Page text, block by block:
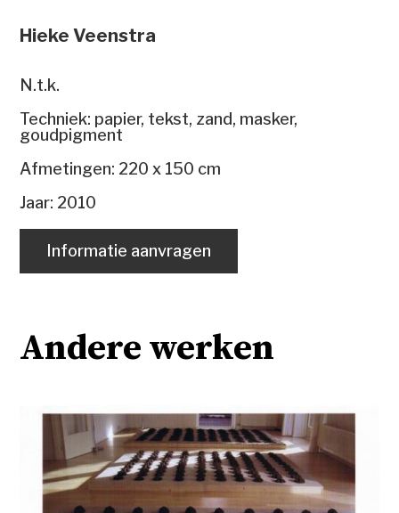
Hieke Veenstra
N.t.k.
Techniek: papier, tekst, zand, masker,
goudpigment
Afmetingen: 220 x 150 cm
Jaar: 2010
Informatie aanvragen
Andere werken